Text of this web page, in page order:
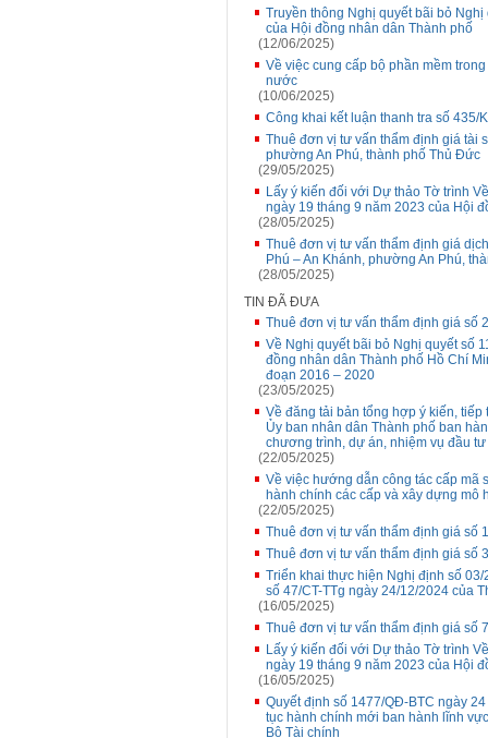
Truyền thông Nghị quyết bãi bỏ
của Hội đồng nhân dân Thành phố
(12/06/2025)
Về việc cung cấp bộ phần mềm
nước
(10/06/2025)
Công khai kết luận thanh tra số 435/
Thuê đơn vị tư vấn thẩm định giá tài
phường An Phú, thành phố Thủ Đức
(29/05/2025)
Lấy ý kiến đối với Dự thảo Tờ trình
ngày 19 tháng 9 năm 2023 của Hội
(28/05/2025)
Thuê đơn vị tư vấn thẩm định giá
Phú – An Khánh, phường An Phú,
(28/05/2025)
TIN ĐÃ ĐƯA
Thuê đơn vị tư vấn thẩm định giá số
Về Nghị quyết bãi bỏ Nghị quyết số
đồng nhân dân Thành phố Hồ Chí
đoạn 2016 – 2020
(23/05/2025)
Về đăng tải bản tổng hợp ý kiến,
Ủy ban nhân dân Thành phố ban
chương trình, dự án, nhiệm vụ đầu
(22/05/2025)
Về việc hướng dẫn công tác cấp mã
hành chính các cấp và xây dựng
(22/05/2025)
Thuê đơn vị tư vấn thẩm định giá số
Thuê đơn vị tư vấn thẩm định giá số
Triển khai thực hiện Nghị định số
số 47/CT-TTg ngày 24/12/2024 của
(16/05/2025)
Thuê đơn vị tư vấn thẩm định giá số
Lấy ý kiến đối với Dự thảo Tờ trình
ngày 19 tháng 9 năm 2023 của Hội
(16/05/2025)
Quyết định số 1477/QĐ-BTC ngày
tục hành chính mới ban hành lĩnh
Bộ Tài chính